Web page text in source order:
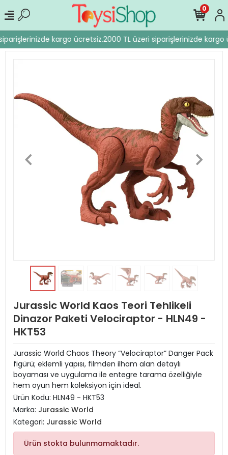
kargo ücretsiz.2000 TL üzeri siparişlerinizde kargo
0
Jurassic World Kaos Teori Tehlikeli
Dinazor Paketi Velociraptor - HLN49 -
HKT53
Jurassic World Chaos Theory “Velociraptor” Danger Pack
figürü; eklemli yapısı, filmden ilham alan detaylı
boyaması ve uygulama ile entegre tarama özelliğiyle
hem oyun hem koleksiyon için ideal.
Ürün Kodu: HLN49 - HKT53
Marka: Jurassic World
Kategori: Jurassic World
Ürün stokta bulunmamaktadır.